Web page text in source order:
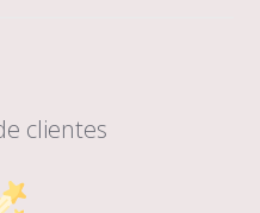
clientes